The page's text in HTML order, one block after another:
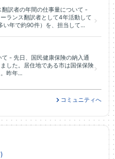
翻訳者の年間の仕事量について -
ランス翻訳者として4年活動して
年で約90件）を、担当して...
- 先日、国民健康保険の納入通
した。居住地である市は国保保険
昨年...
コミュニティへ